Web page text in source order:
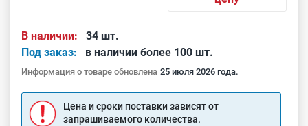
В наличии:
34 шт.
Под заказ:
в наличии более 100 шт.
Информация о товаре обновлена 25 июля 2026 года.
Цена и сроки поставки зависят от
запрашиваемого количества.